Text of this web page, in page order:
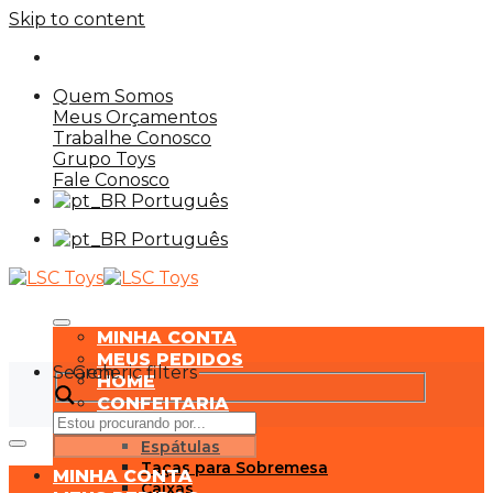
Skip to content
Quem Somos
Meus Orçamentos
Trabalhe Conosco
Grupo Toys
Fale Conosco
Português
Português
MINHA CONTA
MEUS PEDIDOS
HOME
CONFEITARIA
Mini Cake
Espátulas
Taças para Sobremesa
Caixas
Search
Generic filters
MINHA CONTA